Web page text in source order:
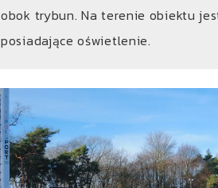
obok trybun. Na terenie obiektu
posiadające oświetlenie.